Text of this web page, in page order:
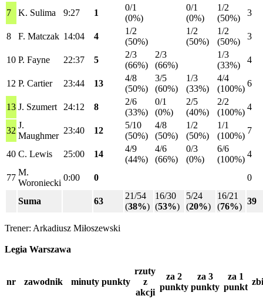
7 K. Sulima 9:27 1
0/1
(0%)
0/1
(0%)
1/2
(50%)
3
8 F. Matczak 14:04 4
1/2
(50%)
1/2
(50%)
1/2
(50%)
3
10 P. Fayne 22:37 5
2/3
(66%)
2/3
(66%)
1/3
(33%)
4
12 P. Cartier 23:44 13
4/8
(50%)
3/5
(60%)
1/3
(33%)
4/4
(100%)
6
13 J. Szumert 24:12 8
2/6
(33%)
0/1
(0%)
2/5
(40%)
2/2
(100%)
4
32
J.
Maughmer
23:40 12
5/10
(50%)
4/8
(50%)
1/2
(50%)
1/1
(100%)
7
40 C. Lewis 25:00 14
4/9
(44%)
4/6
(66%)
0/3
(0%)
6/6
(100%)
4
77
M.
Woroniecki
0:00 0 0
Suma 63
21/54
(38%)
16/30
(53%)
5/24
(20%)
16/21
(76%)
39
Trener: Arkadiusz Miłoszewski
Legia Warszawa
nr zawodnik minuty punkty
rzuty
z
akcji
za 2
punkty
za 3
punkty
za 1
punkt